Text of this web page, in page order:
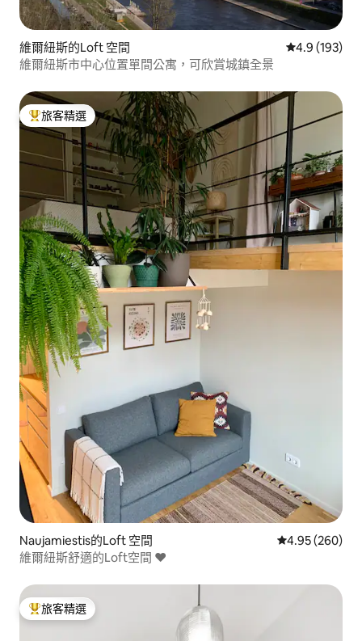
維爾紐斯的Loft 空間 從 193 則評
4.9 (193)
維爾紐斯市中心位置單間公寓，可欣賞城鎮全景
旅客精選榜首
旅客精選
Naujamiestis的Loft 空間 從 260 則評價
4.95 (260)
維爾紐斯舒適的Loft空間 ❤️
旅客精選榜首
旅客精選